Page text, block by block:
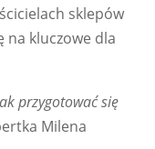
sklepów
na kluczowe dla
przygotować się
Milena